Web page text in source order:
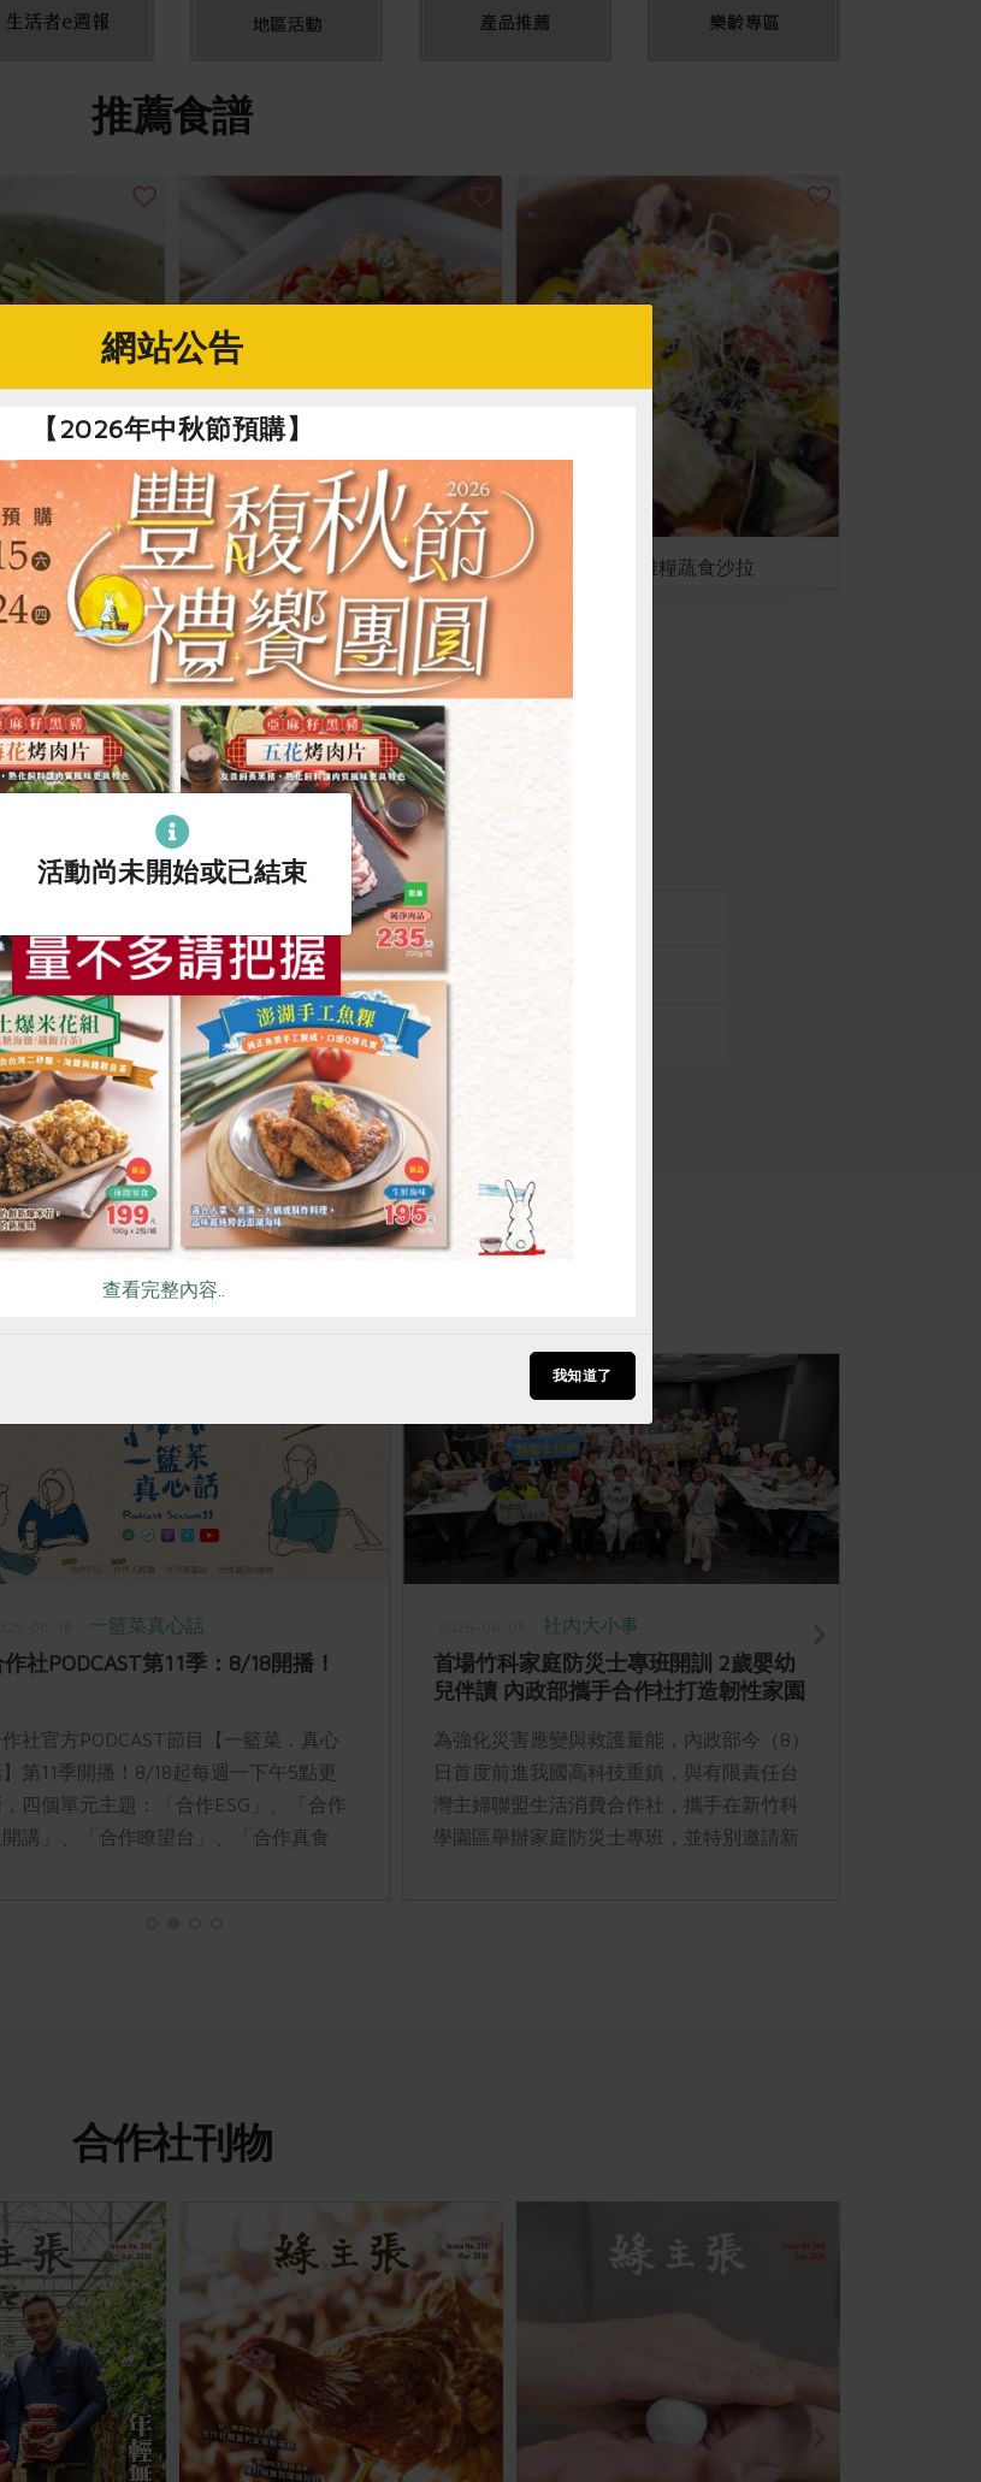
推薦食譜
醬涼麵 乾烹枇杷型豆腐 本土雜糧蔬食沙拉
合作社公告
王IP角色設計暨命名」創作競賽
法規「地區營運經費編列及支用標準」第六條之修法
法規「社員勞務參與準則」第十一條之修法
推薦閱讀
一籃菜真心話
作社PODCAST第11季：8/18開播！
社官方PODCAST節目【一籃菜．真心
第11季開播！8/18起每週一下午5點更
，四個單元主題：「合作ESG」、「合作
開講」、「合作瞭望台」、「合作真食
社內大小事
首場竹科家庭防災士專班開訓 2歲嬰幼
兒伴讀 內政部攜手合作社打造韌性家園
為強化災害應變與救護量能，內政部今（8）
日首度前進我國高科技重鎮，與有限責任台
灣主婦聯盟生活消費合作社，攜手在新竹科
學園區舉辦家庭防災士專班，並特別邀請新
合作社刊物
共同購買
網站公告
【2026年中秋節預購】
查看完整內容..
我知道了
活動尚未開始或已結束